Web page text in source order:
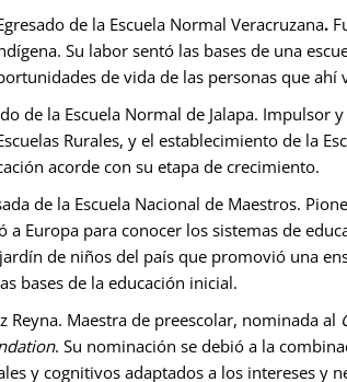
de la Escuela Normal Veracruzana.
Su labor sentó las bases de una
de vida de las personas que ahí
de la Escuela Normal de Jalapa.
Rurales, y el establecimiento de la
acorde con su etapa de crecimiento.
de la Escuela Nacional de Maestros.
a Europa para conocer los sistemas de
de niños del país que promovió una
bases de la educación inicial.
Reyna. Maestra de preescolar, nominada al
. Su nominación se debió a la
y cognitivos adaptados a los intereses y